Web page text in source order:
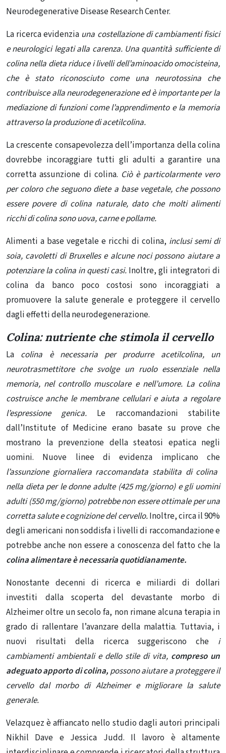
Neurodegenerative Disease Research Center.
La ricerca evidenzia una costellazione di cambiamenti fisici
e neurologici legati alla carenza. Una quantità sufficiente di
colina nella dieta riduce i livelli dell’aminoacido omocisteina,
che è stato riconosciuto come una neurotossina che
contribuisce alla neurodegenerazione ed è importante per la
mediazione di funzioni come l’apprendimento e la memoria
attraverso la produzione di acetilcolina.
La crescente consapevolezza dell’importanza della colina
dovrebbe incoraggiare tutti gli adulti a garantire una
corretta assunzione di colina. Ciò è particolarmente vero
per coloro che seguono diete a base vegetale, che possono
essere povere di colina naturale, dato che molti alimenti
ricchi di colina sono uova, carne e pollame.
Alimenti a base vegetale e ricchi di colina, inclusi semi di
soia, cavoletti di Bruxelles e alcune noci possono aiutare a
potenziare la colina in questi casi. Inoltre, gli integratori di
colina da banco poco costosi sono incoraggiati a
promuovere la salute generale e proteggere il cervello
dagli effetti della neurodegenerazione.
Colina: nutriente che stimola il cervello
La colina è necessaria per produrre acetilcolina, un
neurotrasmettitore che svolge un ruolo essenziale nella
memoria, nel controllo muscolare e nell’umore. La colina
costruisce anche le membrane cellulari e aiuta a regolare
l’espressione genica. Le raccomandazioni stabilite
dall’Institute of Medicine erano basate su prove che
mostrano la prevenzione della steatosi epatica negli
uomini. Nuove linee di evidenza implicano che
l’assunzione giornaliera raccomandata stabilita di colina
nella dieta per le donne adulte (425 mg/giorno) e gli uomini
adulti (550 mg/giorno) potrebbe non essere ottimale per una
corretta salute e cognizione del cervello.Inoltre, circa il 90%
degli americani non soddisfa i livelli di raccomandazione e
potrebbe anche non essere a conoscenza del fatto che la
colina alimentare è necessaria quotidianamente.
Nonostante decenni di ricerca e miliardi di dollari
investiti dalla scoperta del devastante morbo di
Alzheimer oltre un secolo fa, non rimane alcuna terapia in
grado di rallentare l’avanzare della malattia. Tuttavia, i
nuovi risultati della ricerca suggeriscono che i
cambiamenti ambientali e dello stile di vita, compreso un
adeguato apporto di colina, possono aiutare a proteggere il
cervello dal morbo di Alzheimer e migliorare la salute
generale.
Velazquez è affiancato nello studio dagli autori principali
Nikhil Dave e Jessica Judd. Il lavoro è altamente